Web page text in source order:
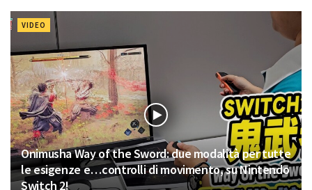
VIDEO
Onimusha Way of the Sword: due modalità per tutte
le esigenze e…controlli di movimento, su Nintendo
Switch 2!